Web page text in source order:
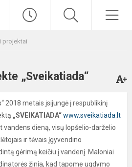
projektai
„Sveikatiada“
2018 metais įsijungė į respublikinį
„SVEIKATIADA“www.sveikatiada.lt
vandens dieną, visų lopšelio-darželio
ir tėvais įgyvendino
gėrimą keičiu į vandenį. Maloniai
žinia, kad tapome ugdymo